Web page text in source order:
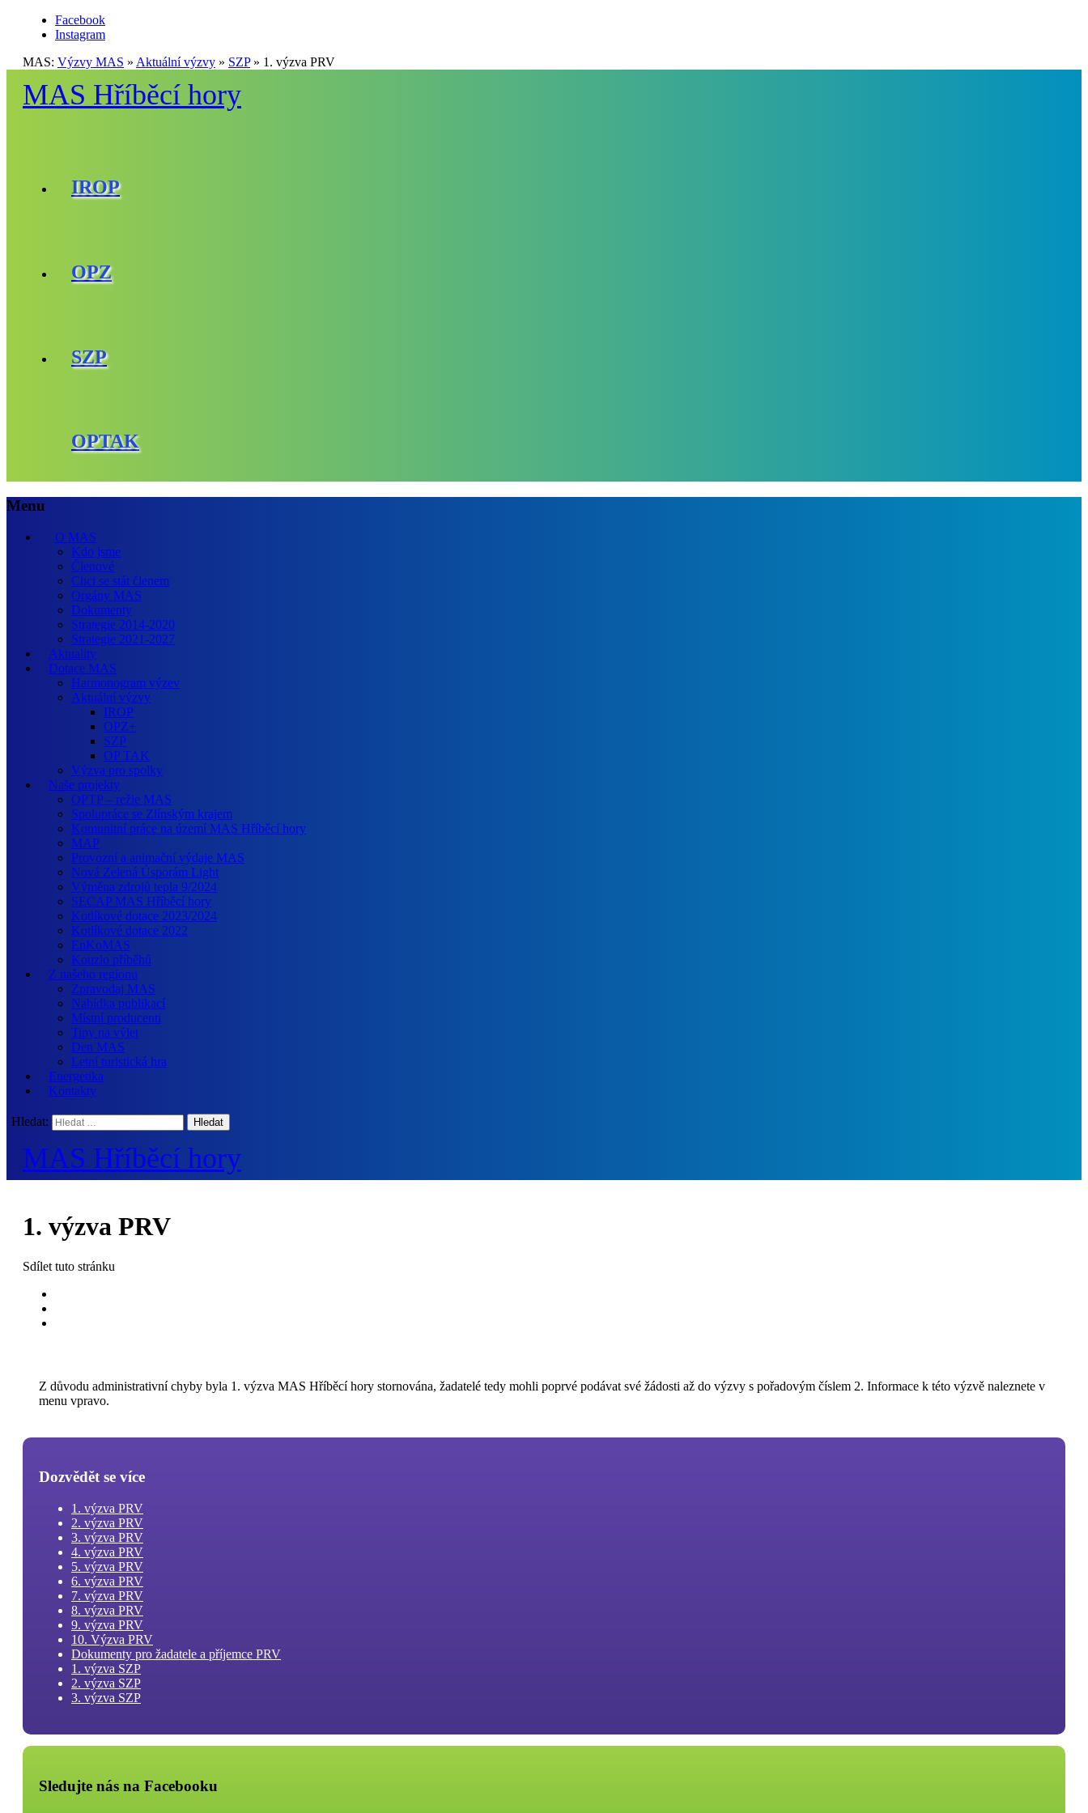
Facebook
Instagram
MAS: Výzvy MAS » Aktuální výzvy » SZP » 1. výzva PRV
MAS Hříběcí hory
IROP
OPZ
SZP
OPTAK
Menu
O MAS
Kdo jsme
Členové
Chci se stát členem
Orgány MAS
Dokumenty
Strategie 2014-2020
Strategie 2021-2027
Aktuality
Dotace MAS
Harmonogram výzev
Aktuální výzvy
IROP
OPZ+
SZP
OP TAK
Výzva pro spolky
Naše projekty
OPTP – režie MAS
Spolupráce se Zlínským krajem
Komunitní práce na území MAS Hříběcí hory
MAP
Provozní a animační výdaje MAS
Nová Zelená Úsporám Light
Výměna zdrojů tepla 9/2024
SECAP MAS Hříběcí hory
Kotlíkové dotace 2023/2024
Kotlíkové dotace 2022
EnKoMAS
Kouzlo příběhů
Z našeho regionu
Zpravodaj MAS
Nabídka publikací
Místní producenti
Tipy na výlet
Den MAS
Letní turistická hra
Energetika
Kontakty
Hledat:
MAS Hříběcí hory
1. výzva PRV
Sdílet tuto stránku
Z důvodu administrativní chyby byla 1. výzva MAS Hříběcí hory stornována, žadatelé tedy mohli poprvé podávat své žádosti až do výzvy s pořadovým číslem 2. Informace k této výzvě naleznete v
menu vpravo.
Dozvědět se více
1. výzva PRV
2. výzva PRV
3. výzva PRV
4. výzva PRV
5. výzva PRV
6. výzva PRV
7. výzva PRV
8. výzva PRV
9. výzva PRV
10. Výzva PRV
Dokumenty pro žadatele a příjemce PRV
1. výzva SZP
2. výzva SZP
3. výzva SZP
Sledujte nás na Facebooku